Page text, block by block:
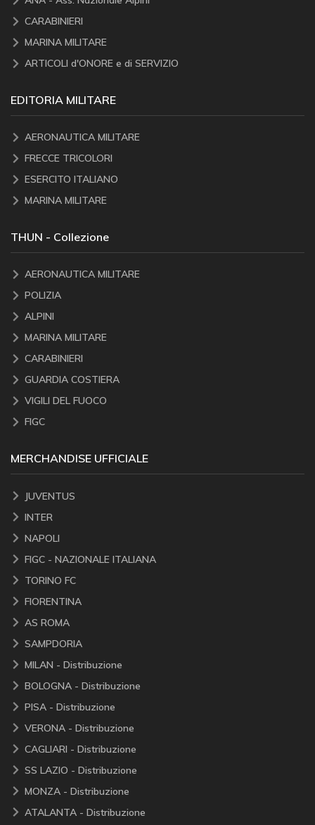
CARABINIERI
MARINA MILITARE
ARTICOLI d'ONORE e di SERVIZIO
EDITORIA MILITARE
AERONAUTICA MILITARE
FRECCE TRICOLORI
ESERCITO ITALIANO
MARINA MILITARE
THUN - Collezione
AERONAUTICA MILITARE
POLIZIA
ALPINI
MARINA MILITARE
CARABINIERI
GUARDIA COSTIERA
VIGILI DEL FUOCO
FIGC
MERCHANDISE UFFICIALE
JUVENTUS
INTER
NAPOLI
FIGC - NAZIONALE ITALIANA
TORINO FC
FIORENTINA
AS ROMA
SAMPDORIA
MILAN - Distribuzione
BOLOGNA - Distribuzione
PISA - Distribuzione
VERONA - Distribuzione
CAGLIARI - Distribuzione
SS LAZIO - Distribuzione
MONZA - Distribuzione
ATALANTA - Distribuzione